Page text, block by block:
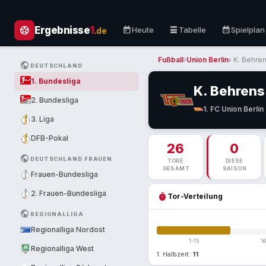
sports_soccer Ergebnisse1.de todayHeute table_rows Tabelle calendar_monthSpielplan
PUBLIC DEUTSCHLAND
1. Bundesliga
2. Bundesliga
3. Liga
DFB-Pokal
PUBLIC DEUTSCHLAND FRAUEN
Frauen-Bundesliga
2. Frauen-Bundesliga
PUBLIC REGIONALLIGA
Regionalliga Nordost
Regionalliga West
Fußball›Union Berlin› K.
K. Behrens
1. FC Union
26
TORE
GESAMT
0
DIESE
SAISON
timer Tor-Verteilung
1-15
1. Halbzeit: 11